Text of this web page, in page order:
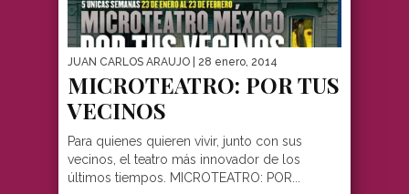
JUAN CARLOS ARAUJO | 28 enero, 2014
MICROTEATRO: POR TUS
VECINOS
Para quienes quieren vivir, junto con sus
vecinos, el teatro más innovador de los
últimos tiempos. MICROTEATRO: POR...